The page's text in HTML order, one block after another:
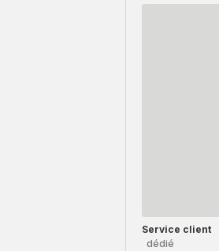
Service client
dédié